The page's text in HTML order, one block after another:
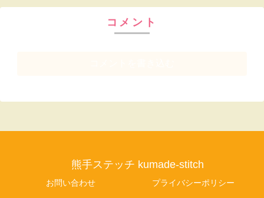
コメント
熊手ステッチ kumade-stitch
お問い合わせ プライバシーポリシー